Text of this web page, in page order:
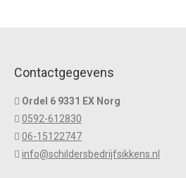
Contactgegevens
Ordel 6 9331 EX Norg
0592-612830
06-15122747
info@schildersbedrijfsikkens.nl